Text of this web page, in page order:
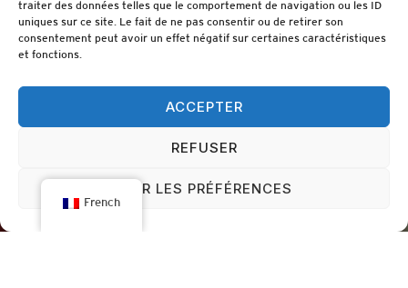
traiter des données telles que le comportement de navigation ou les ID
uniques sur ce site. Le fait de ne pas consentir ou de retirer son
consentement peut avoir un effet négatif sur certaines caractéristiques
et fonctions.
ACCEPTER
REFUSER
VOIR LES PRÉFÉRENCES
Crane
French